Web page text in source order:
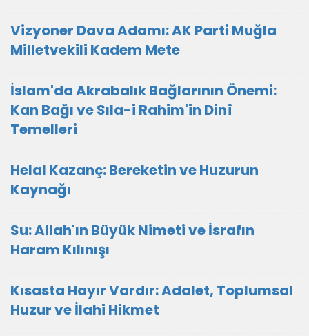
Vizyoner Dava Adamı: AK Parti Muğla
Milletvekili Kadem Mete
İslam'da Akrabalık Bağlarının Önemi:
Kan Bağı ve Sıla-i Rahim'in Dinî
Temelleri
Helal Kazanç: Bereketin ve Huzurun
Kaynağı
Su: Allah'ın Büyük Nimeti ve İsrafın
Haram Kılınışı
Kısasta Hayır Vardır: Adalet, Toplumsal
Huzur ve İlahi Hikmet